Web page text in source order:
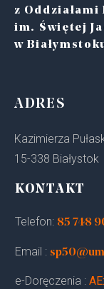
z
im. Świętej
w
ADRES
Kazimierza
15-338 Białystok
KONTAKT
Telefon: 85 748
Email :
e-Doręczenia :